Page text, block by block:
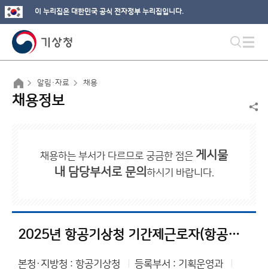
이 누리집은 대한민국 공식 전자정부 누리집입니다.
알림·자료 채용
채용정보
채용하는 부서가 다르므로 궁금한 점은 게시물
내 담당부서로 문의 하시기 바랍니다.
2025년 항공기상청 기간제근로자(항공기상지원관) 채용 서류전형 합격자 및 면접시험 일정 공고
본청·지방청 : 항공기상청
등록부서 : 기획운영과